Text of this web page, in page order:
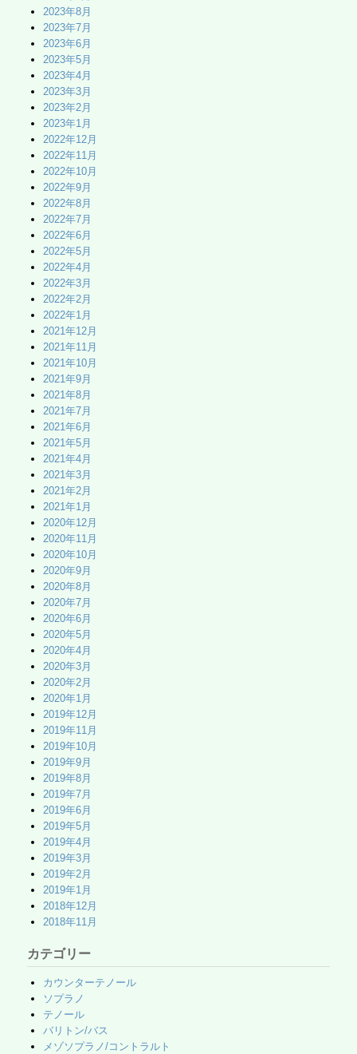
2023年8月
2023年7月
2023年6月
2023年5月
2023年4月
2023年3月
2023年2月
2023年1月
2022年12月
2022年11月
2022年10月
2022年9月
2022年8月
2022年7月
2022年6月
2022年5月
2022年4月
2022年3月
2022年2月
2022年1月
2021年12月
2021年11月
2021年10月
2021年9月
2021年8月
2021年7月
2021年6月
2021年5月
2021年4月
2021年3月
2021年2月
2021年1月
2020年12月
2020年11月
2020年10月
2020年9月
2020年8月
2020年7月
2020年6月
2020年5月
2020年4月
2020年3月
2020年2月
2020年1月
2019年12月
2019年11月
2019年10月
2019年9月
2019年8月
2019年7月
2019年6月
2019年5月
2019年4月
2019年3月
2019年2月
2019年1月
2018年12月
2018年11月
カテゴリー
カウンターテノール
ソプラノ
テノール
バリトン/バス
メゾソプラノ/コントラルト